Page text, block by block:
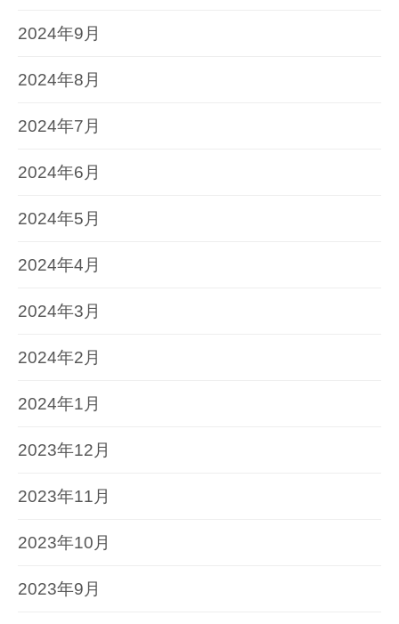
2024年9月
2024年8月
2024年7月
2024年6月
2024年5月
2024年4月
2024年3月
2024年2月
2024年1月
2023年12月
2023年11月
2023年10月
2023年9月